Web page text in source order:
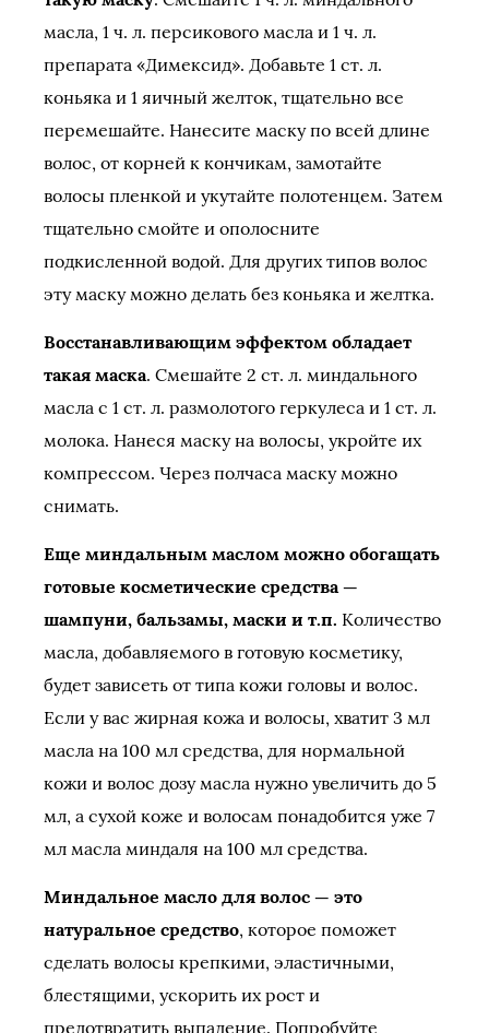
масла, 1 ч. л. персикового масла и 1 ч. л.
препарата «Димексид». Добавьте 1 ст. л.
коньяка и 1 яичный желток, тщательно все
перемешайте. Нанесите маску по всей длине
волос, от корней к кончикам, замотайте
волосы пленкой и укутайте полотенцем. Затем
тщательно смойте и ополосните
подкисленной водой. Для других типов волос
эту маску можно делать без коньяка и желтка.
Восстанавливающим эффектом обладает
такая маска. Смешайте 2 ст. л. миндального
масла с 1 ст. л. размолотого геркулеса и 1 ст. л.
молока. Нанеся маску на волосы, укройте их
компрессом. Через полчаса маску можно
снимать.
Еще миндальным маслом можно обогащать
готовые косметические средства —
шампуни, бальзамы, маски и т.п. Количество
масла, добавляемого в готовую косметику,
будет зависеть от типа кожи головы и волос.
Если у вас жирная кожа и волосы, хватит 3 мл
масла на 100 мл средства, для нормальной
кожи и волос дозу масла нужно увеличить до 5
мл, а сухой коже и волосам понадобится уже 7
мл масла миндаля на 100 мл средства.
Миндальное масло для волос — это
натуральное средство, которое поможет
сделать волосы крепкими, эластичными,
блестящими, ускорить их рост и
предотвратить выпадение. Попробуйте